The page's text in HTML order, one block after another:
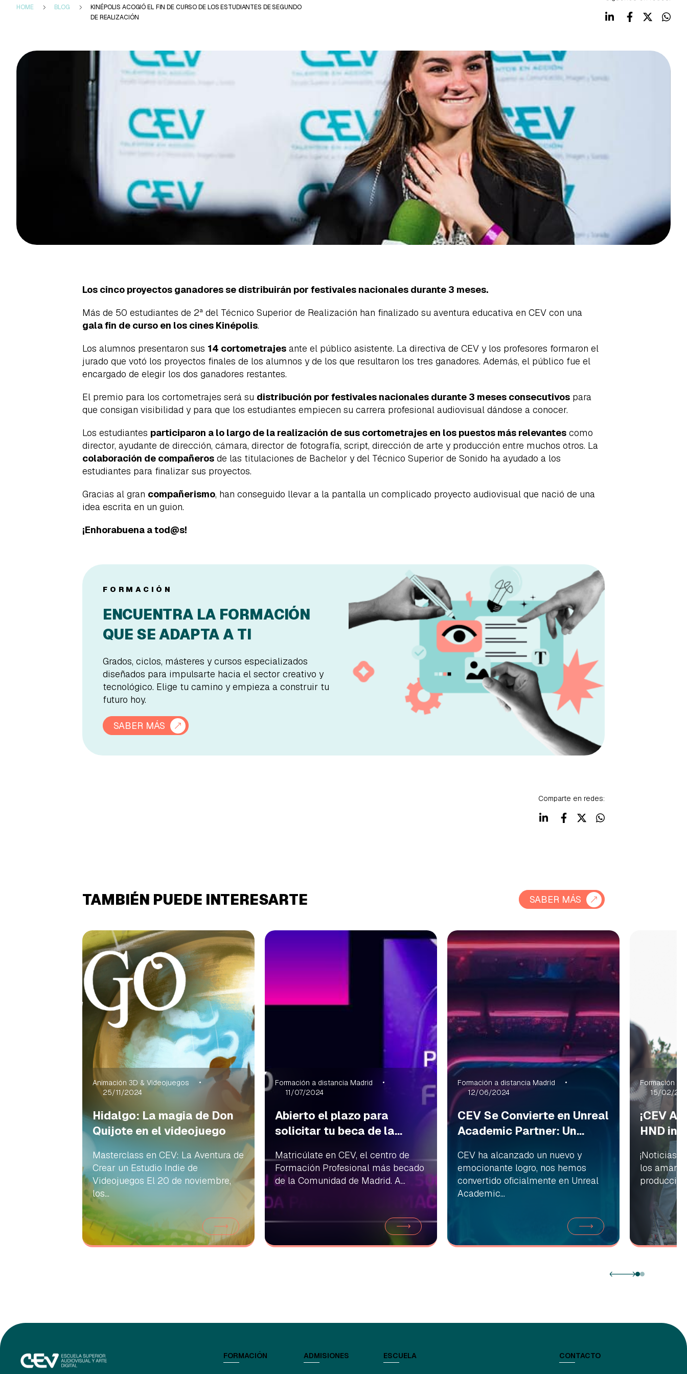
HOME BLOG
KINÉPOLIS ACOGIÓ EL FIN DE CURSO DE LOS ESTUDIANTES DE SEGUNDO
DE REALIZACIÓN
Los cinco proyectos ganadores se distribuirán por festivales nacionales durante 3 meses.
Más de 50 estudiantes de 2ª del Técnico Superior de Realización han finalizado su aventura educativa en CEV con una
gala fin de curso en los cines Kinépolis.
Los alumnos presentaron sus 14 cortometrajes ante el público asistente. La directiva de CEV y los profesores formaron el
jurado que votó los proyectos finales de los alumnos y de los que resultaron los tres ganadores. Además, el público fue el
encargado de elegir los dos ganadores restantes.
El premio para los cortometrajes será su distribución por festivales nacionales durante 3 meses consecutivos para
que consigan visibilidad y para que los estudiantes empiecen su carrera profesional audiovisual dándose a conocer.
Los estudiantes participaron a lo largo de la realización de sus cortometrajes en los puestos más relevantes como
director, ayudante de dirección, cámara, director de fotografía, script, dirección de arte y producción entre muchos otros. La
colaboración de compañeros de las titulaciones de Bachelor y del Técnico Superior de Sonido ha ayudado a los
estudiantes para finalizar sus proyectos.
Gracias al gran compañerismo, han conseguido llevar a la pantalla un complicado proyecto audiovisual que nació de una
idea escrita en un guion.
¡Enhorabuena a tod@s!
FORMACIÓN
ENCUENTRA LA FORMACIÓN
QUE SE ADAPTA A TI
Grados, ciclos, másteres y cursos especializados
diseñados para impulsarte hacia el sector creativo y
tecnológico. Elige tu camino y empieza a construir tu
futuro hoy.
SABER MÁS
Comparte en redes:
TAMBIÉN PUEDE INTERESARTE SABER MÁS
Animación 3D & Videojuegos
25/11/2024
Hidalgo: La magia de Don
Quijote en el videojuego
Masterclass en CEV: La Aventura de
Crear un Estudio Indie de
Videojuegos El 20 de noviembre,
los...
Formación a distancia Madrid
11/07/2024
Abierto el plazo para
solicitar tu beca de la...
Matricúlate en CEV, el centro de
Formación Profesional más becado
de la Comunidad de Madrid. A...
Formación a distancia Madrid
12/06/2024
CEV Se Convierte en Unreal
Academic Partner: Un...
CEV ha alcanzado un nuevo y
emocionante logro, nos hemos
convertido oficialmente en Unreal
Academic...
Formación a
15/02/
¡CEV
HND in
¡Noticias
los
FORMACIÓN ADMISIONES ESCUELA CONTACTO